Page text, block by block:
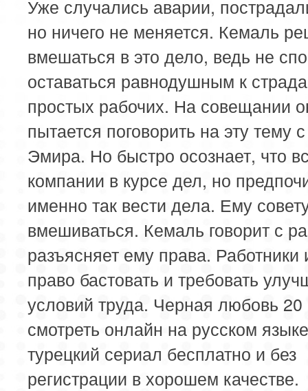
Уже случались аварии,
но ничего не меняется. Кемаль
вмешаться в это дело, ведь не
оставаться равнодушным к
простых рабочих. На совещании
пытается поговорить на эту тему
Эмира. Но быстро осознает, что
компании в курсе дел, но
именно так вести дела. Ему
вмешиваться. Кемаль говорит с
разъясняет ему права.
право бастовать и требовать
условий труда. Черная любовь 20
смотреть онлайн на русском языке
турецкий сериал бесплатно и без
регистрации в хорошем качестве.